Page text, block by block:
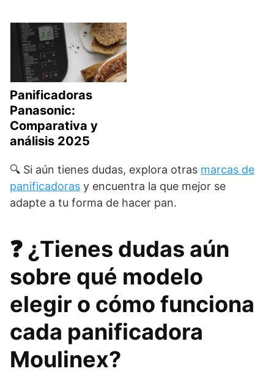
Panificadoras
Panasonic:
Comparativa y
análisis 2025
🔍 Si aún tienes dudas, explora otras marcas de
panificadoras y encuentra la que mejor se
adapte a tu forma de hacer pan.
❓ ¿Tienes dudas aún
sobre qué modelo
elegir o cómo funciona
cada panificadora
Moulinex?